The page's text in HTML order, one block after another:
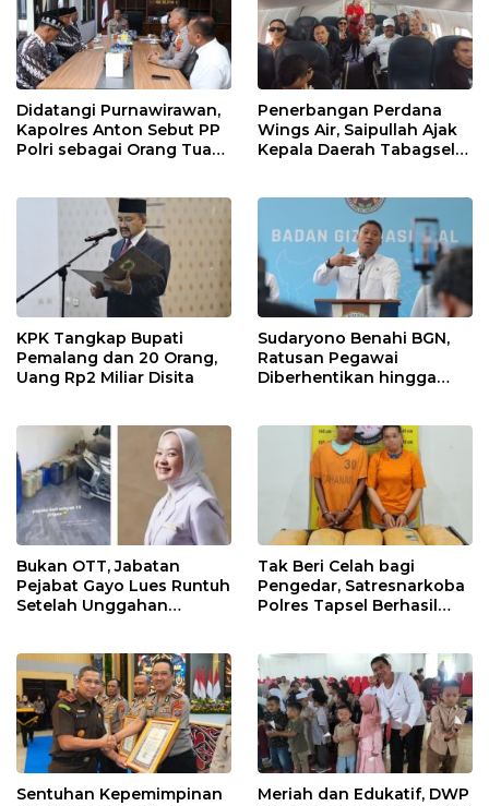
Didatangi Purnawirawan,
Kapolres Anton Sebut PP
Polri sebagai Orang Tua
Penerbangan Perdana
Wings Air, Saipullah Ajak
Kepala Daerah Tabagsel
KPK Tangkap Bupati
Pemalang dan 20 Orang,
Uang Rp2 Miliar Disita
Sudaryono Benahi BGN,
Ratusan Pegawai
Diberhentikan hingga
Bukan OTT, Jabatan
Pejabat Gayo Lues Runtuh
Setelah Unggahan
Tak Beri Celah bagi
Pengedar, Satresnarkoba
Polres Tapsel Berhasil
Sentuhan Kepemimpinan
Meriah dan Edukatif, DWP